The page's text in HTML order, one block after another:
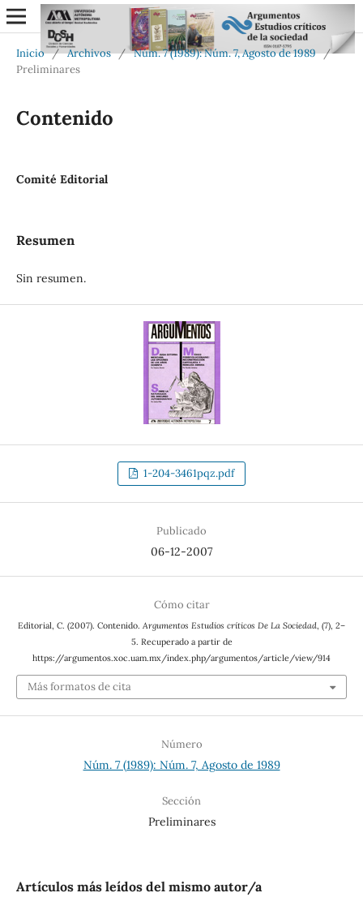
Inicio / Archivos / Núm. 7 (1989): Núm. 7, Agosto de 1989 /
Preliminares
Contenido
Comité Editorial
Resumen
Sin resumen.
1-204-3461pqz.pdf
Publicado
06-12-2007
Cómo citar
Editorial, C. (2007). Contenido. Argumentos Estudios críticos De La Sociedad, (7), 2–
5. Recuperado a partir de
https://argumentos.xoc.uam.mx/index.php/argumentos/article/view/914
Más formatos de cita
Número
Núm. 7 (1989): Núm. 7, Agosto de 1989
Sección
Preliminares
Artículos más leídos del mismo autor/a